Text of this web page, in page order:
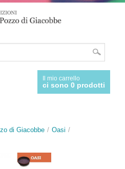
Il mio carrello
ci sono 0 prodotti
di Giacobbe
Oasi